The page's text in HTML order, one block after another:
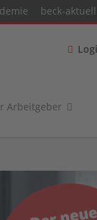
beck-aktuell
Arbeitgeber